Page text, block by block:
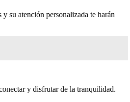
su atención personalizada te harán
y disfrutar de la tranquilidad.